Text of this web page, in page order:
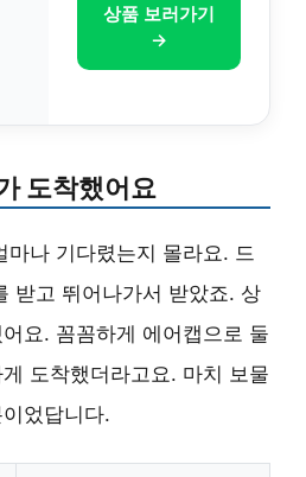
상품 보러가기
→
도착했어요
마나 기다렸는지 몰라요. 드
받고 뛰어나가서 받았죠. 상
요. 꼼꼼하게 에어캡으로 둘
도착했더라고요. 마치 보물
었답니다.